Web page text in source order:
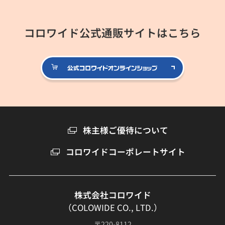
コロワイド公式通販サイトはこちら
公式コロ
株主様ご優待について
コロワイドコーポレートサイト
株式会社コロワイド
（COLOWIDE CO., LTD.）